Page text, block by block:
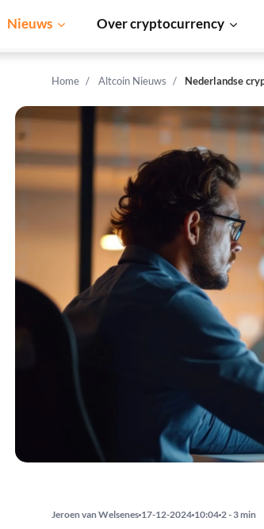
Nieuws Over cryptocurrency
Home Altcoin Nieuws Nederlandse
Jeroen van Welsenes 17-12-2024 10:04 2 - 3 min